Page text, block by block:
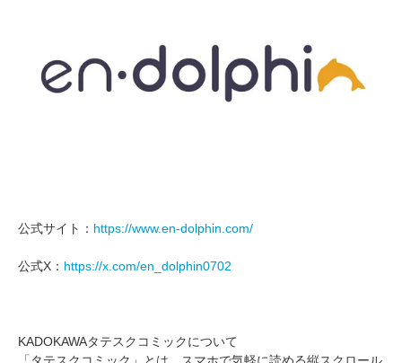
公式サイト： https://www.en-dolphin.com/
公式X： https://x.com/en_dolphin0702
KADOKAWAタテスクコミックについて